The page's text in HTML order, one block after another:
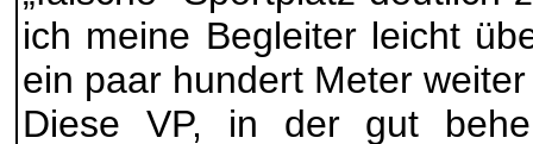
ich meine Begleiter leicht
ein paar hundert Meter
Diese VP, in der gut